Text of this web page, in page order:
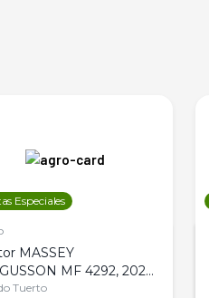
Especiales
MASSEY
MF 4292, 2020,
PATON
Tuerto